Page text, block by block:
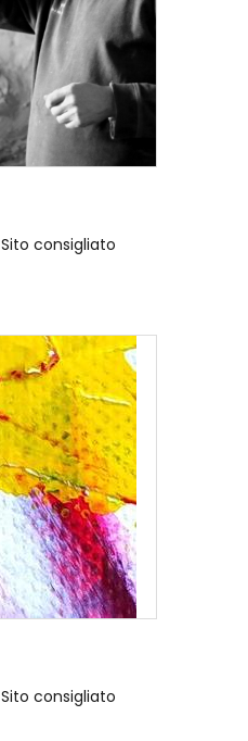
Sito consigliato
Sito consigliato